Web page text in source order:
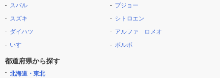
スバル
スズキ
ダイハツ
いすゞ
プジョー
シトロエン
アルファ ロメオ
ボルボ
都道府県から探す
北海道・東北